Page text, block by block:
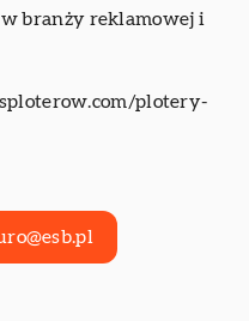
branży reklamowej i
plotery-